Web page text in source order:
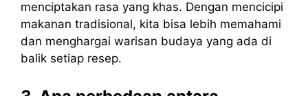
menciptakan rasa yang khas. Dengan mencicipi
makanan tradisional, kita bisa lebih memahami
dan menghargai warisan budaya yang ada di
balik setiap resep.